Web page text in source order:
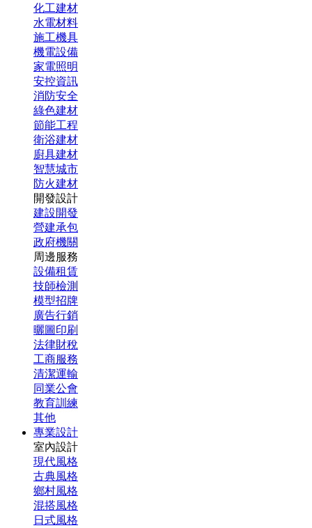
化工建材
水電材料
施工機具
機電設備
家電照明
安控資訊
消防安全
綠色建材
節能工程
衛浴建材
廚具建材
智慧城市
防火建材
開發設計
建設開發
營建承包
政府機關
周邊服務
設備租賃
技師檢測
模型招牌
廣告行銷
曬圖印刷
法律財稅
工商服務
清潔運輸
同業公會
教育訓練
其他
專業設計
室內設計
現代風格
古典風格
鄉村風格
混搭風格
日式風格